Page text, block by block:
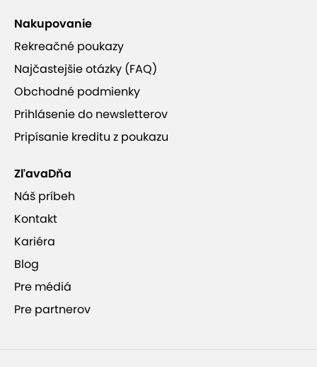
Vlastné zuby po celý život
Dentálna hygiena je účinná liečebno-preventívna
metóda modernej stomatológie, ktorá vedie k
Nakupovanie
Rekreačné poukazy
Najčastejšie otázky (FAQ)
Obchodné podmienky
Prihlásenie do newsletterov
Pripísanie kreditu z poukazu
ZľavaDňa
Náš príbeh
Kontakt
Kariéra
Blog
Pre médiá
Pre partnerov